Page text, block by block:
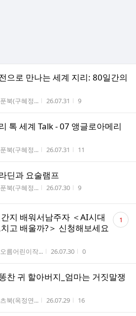
으로 만나는 세계 지리: 80일간의
자
북(구혜정... 작성시간
26.07.31 조회수
9
톡 세계 Talk - 07 앵글로아메리
자
북(구혜정... 작성시간
26.07.31 조회수
11
딘과 요술램프
자
북(구혜정... 작성시간
26.07.30 조회수
9
지 배워서남주자 ＜AI시대
고 배울까?＞ 신청해보세요
자
름어린이작... 작성시간
26.07.30 조회수
0
댓
글 1
찬 귀 할아버지_엄마는 거짓말쟁
자
북(옥정연... 작성시간
26.07.29 조회수
16